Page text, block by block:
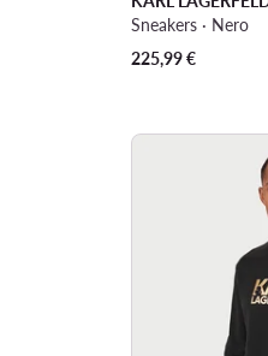
Sneakers · Nero
225,99€